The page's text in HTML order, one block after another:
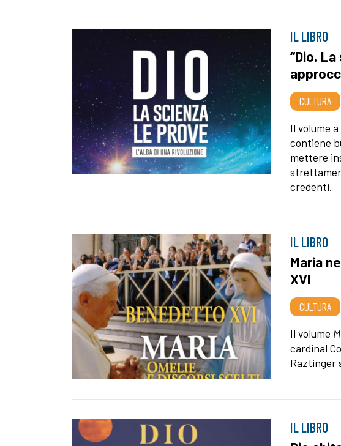
IL LIBRO
“Dio.
CULTURA
Il volume
contiene
mettere
credenti.
IL LIBRO
Maria
XVI
CULTURA
Il volume
cardinal
Raztinger
IL LIBRO